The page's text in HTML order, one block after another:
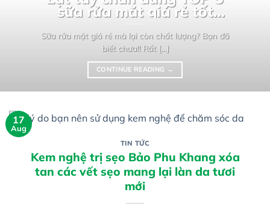
sữa rửa mặt giá rẻ tốt
nhất thị trường
Sữa rửa mặt giá rẻ mà lại còn chất lượng? Bạn đã
biết chưa!! Rất [...]
CONTINUE READING →
17
Aug
TIN TỨC
Kem nghệ trị sẹo Bảo Phu Khang xóa
tan các vết sẹo mang lại làn da tươi
mới